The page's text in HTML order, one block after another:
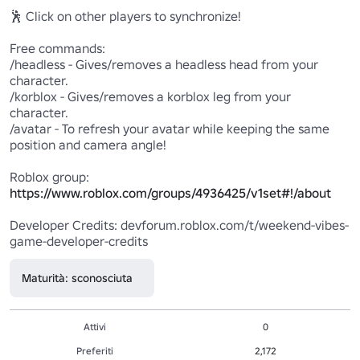
🕺 Click on other players to synchronize!
Free commands:
/headless - Gives/removes a headless head from your
character.
/korblox - Gives/removes a korblox leg from your
character.
/avatar - To refresh your avatar while keeping the same
position and camera angle!
https://www.roblox.com/groups/4936425/v1set#!/about
Developer Credits: devforum.roblox.com/t/weekend-vibes-
Maturità: sconosciuta
Attivi
0
Preferiti
2,172